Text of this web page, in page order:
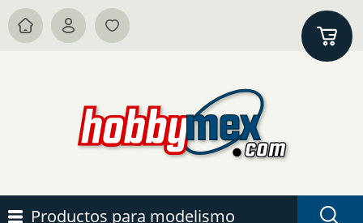
Productos para modelismo